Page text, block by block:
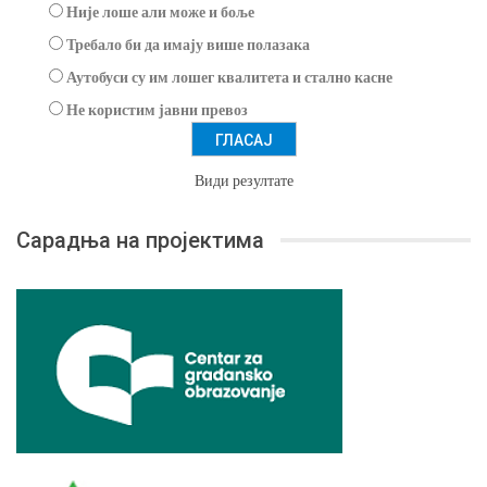
Није лоше али може и боље
Требало би да имају више полазака
Аутобуси су им лошег квалитета и стално касне
Не користим јавни превоз
Види резултате
Сарадња на пројектима